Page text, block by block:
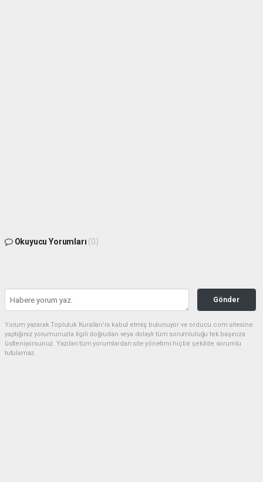
Okuyucu Yorumları (0)
Gönder
Yorum yazarak Topluluk Kuralları’nı kabul etmiş bulunuyor ve orducu.com sitesine
yaptığınız yorumunuzla ilgili doğrudan veya dolaylı tüm sorumluluğu tek başınıza
üstleniyorsunuz. Yazılan tüm yorumlardan site yönetimi hiçbir şekilde sorumlu
tutulamaz.